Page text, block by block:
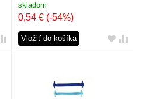
skladom
0,54€ (-54%)
Vložiť do košíka